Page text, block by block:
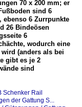
70 x 200 mm; er
sind 6
ebenso 6 Zurrpunkte
26 Bindeösen
6
wodurch eine
(anders als bei
gibt es je 2
sind
Schenker Rail
der Gattung S...